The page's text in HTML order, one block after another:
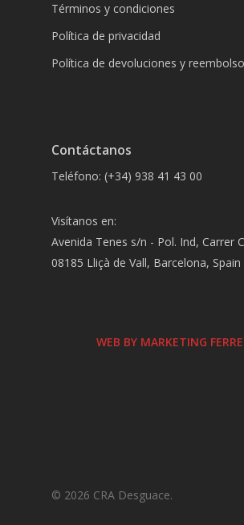
Términos y condiciones
Política de privacidad
Política de devoluciones y
Contáctanos
Teléfono: (+34) 938 41 43 00
Visítanos en:
Avenida Tenes s/n - Pol. Ind, Carrer
08185 Lliçà de Vall, Barcelona, Spain
WEB BY MARKETING
© 2026 CRA Desguace.